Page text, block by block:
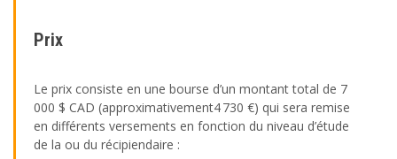
Prix
Le prix consiste en une bourse d’un montant total de 7
000 $ CAD (approximativement4 730 €) qui sera remise
en différents versements en fonction du niveau d’étude
de la ou du récipiendaire :